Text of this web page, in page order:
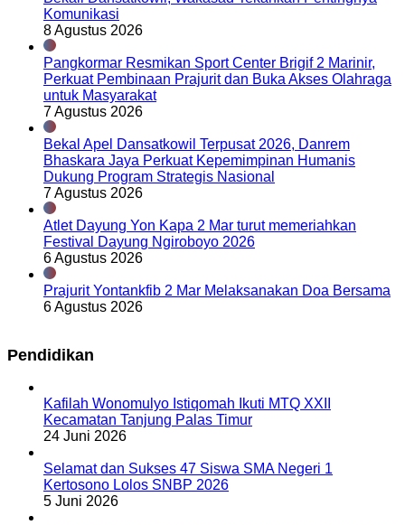
Komunikasi
8 Agustus 2026
Pangkormar Resmikan Sport Center Brigif 2 Marinir,
Perkuat Pembinaan Prajurit dan Buka Akses Olahraga
untuk Masyarakat
7 Agustus 2026
Bekal Apel Dansatkowil Terpusat 2026, Danrem
Bhaskara Jaya Perkuat Kepemimpinan Humanis
Dukung Program Strategis Nasional
7 Agustus 2026
Atlet Dayung Yon Kapa 2 Mar turut memeriahkan
Festival Dayung Ngiroboyo 2026
6 Agustus 2026
Prajurit Yontankfib 2 Mar Melaksanakan Doa Bersama
6 Agustus 2026
Pendidikan
Kafilah Wonomulyo Istiqomah Ikuti MTQ XXII
Kecamatan Tanjung Palas Timur
24 Juni 2026
Selamat dan Sukses 47 Siswa SMA Negeri 1
Kertosono Lolos SNBP 2026
5 Juni 2026